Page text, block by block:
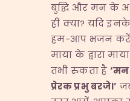
बुद्धि और मन के
ही क्या? यदि
हम-आप भजन करें
माया के द्वारा
तभी रुकता है ‘मन
प्रेरकप्रभुबरजे।’